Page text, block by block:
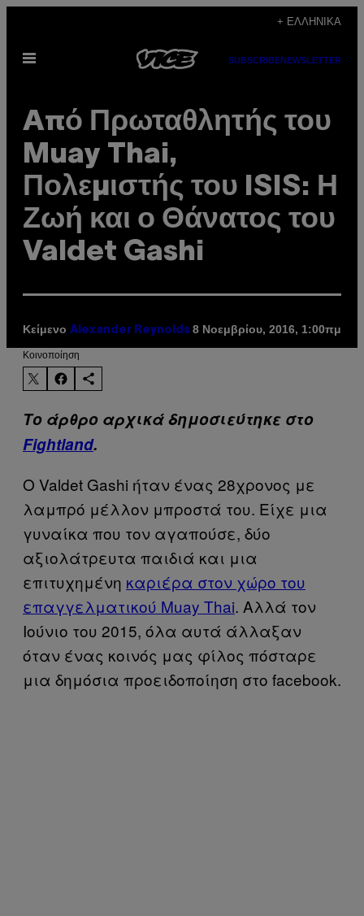
περιεχόμενο
+ ΕΛΛΗΝΙΚΆ
Ανοίξτε
SUBSCRIBENEWSLETTER
Aπό Πρωταθλητής του
Muay Thai,
Πολεμιστής του ISIS: Η
Ζωή και ο Θάνατος του
Valdet Gashi
Κείμενο Alexander Reynolds 8 Νοεμβρίου, 2016, 1:00πμ
Kοινοποίηση
Το άρθρο αρχικά δημοσιεύτηκε στο
Fightland.
Ο Valdet Gashi ήταν ένας 28χρονος με
λαμπρό μέλλον μπροστά του. Είχε μια
γυναίκα που τον αγαπούσε, δύο
αξιολάτρευτα παιδιά και μια
επιτυχημένη καριέρα στον χώρο του
επαγγελματικού Muay Thai. Αλλά τον
Ιούνιο του 2015, όλα αυτά άλλαξαν
όταν ένας κοινός μας φίλος πόσταρε
μια δημόσια προειδοποίηση στο facebook.